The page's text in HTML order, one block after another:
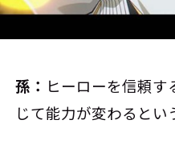
孫： ヒーローを信頼
じて能力が変わるとい